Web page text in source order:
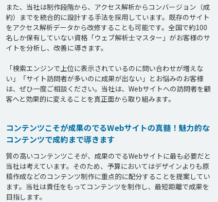
また、当社は制作段階から、アクセス解析からコンバージョン（成
約）までを統合的に設計する手法を採用しています。既存のサイト
をアクセス解析データから改修することも可能です。全国で約100
名しか保有していない資格「ウェブ解析士マスター」がお客様のサ
イトを分析し、改善に導きます。
「検索エンジンで上位に表示されているのに問い合わせが増えな
い」「サイト訪問者が多いのに成果が出ない」とお悩みのお客様
は、ぜひ一度ご相談ください。当社は、Webサイトへの訪問者を顧
コンテンツこそが成果のでるWebサイトの真髄！魅力的な
コンテンツで成約まで導きます
質の高いコンテンツこそが、成果のでるWebサイトに最も必要だと
当社は考えています。そのため、予算においてはデザインよりも原
稿作成などのコンテンツ制作に重点的に配分することを提案してい
ます。当社は責任をもってコンテンツを制作し、最短距離で成果を
目指します。